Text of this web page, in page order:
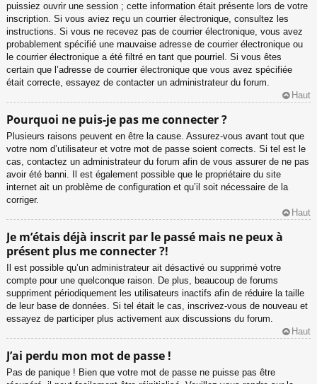
puissiez ouvrir une session ; cette information était présente lors de votre
inscription. Si vous aviez reçu un courrier électronique, consultez les
instructions. Si vous ne recevez pas de courrier électronique, vous avez
probablement spécifié une mauvaise adresse de courrier électronique ou
le courrier électronique a été filtré en tant que pourriel. Si vous êtes
certain que l’adresse de courrier électronique que vous avez spécifiée
était correcte, essayez de contacter un administrateur du forum.
Haut
Pourquoi ne puis-je pas me connecter ?
Plusieurs raisons peuvent en être la cause. Assurez-vous avant tout que
votre nom d’utilisateur et votre mot de passe soient corrects. Si tel est le
cas, contactez un administrateur du forum afin de vous assurer de ne pas
avoir été banni. Il est également possible que le propriétaire du site
internet ait un problème de configuration et qu’il soit nécessaire de la
corriger.
Haut
Je m’étais déjà inscrit par le passé mais ne peux à
présent plus me connecter ?!
Il est possible qu’un administrateur ait désactivé ou supprimé votre
compte pour une quelconque raison. De plus, beaucoup de forums
suppriment périodiquement les utilisateurs inactifs afin de réduire la taille
de leur base de données. Si tel était le cas, inscrivez-vous de nouveau et
essayez de participer plus activement aux discussions du forum.
Haut
J’ai perdu mon mot de passe !
Pas de panique ! Bien que votre mot de passe ne puisse pas être